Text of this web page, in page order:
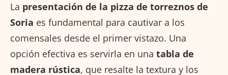
La presentación de la pizza de torreznos de
Soria es fundamental para cautivar a los
comensales desde el primer vistazo. Una
opción efectiva es servirla en una tabla de
madera rústica, que resalte la textura y los